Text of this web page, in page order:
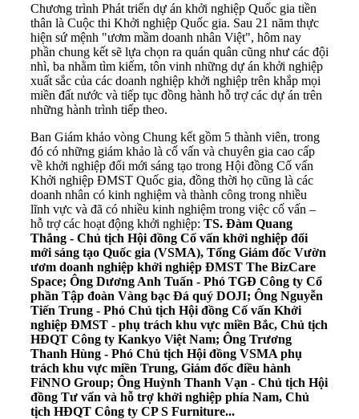
Chương trình Phát triển dự án khởi nghiệp Quốc gia tiền
thân là Cuộc thi Khởi nghiệp Quốc gia. Sau 21 năm thực
hiện sứ mệnh "ươm mầm doanh nhân Việt", hôm nay
phần chung kết sẽ lựa chọn ra quán quân cũng như các đội
nhì, ba nhằm tìm kiếm, tôn vinh những dự án khởi nghiệp
xuất sắc của các doanh nghiệp khởi nghiệp trên khắp mọi
miền đất nước và tiếp tục đồng hành hỗ trợ các dự án trên
những hành trình tiếp theo.
Ban Giám khảo vòng Chung kết gồm 5 thành viên, trong
đó có những giám khảo là cố vấn và chuyên gia cao cấp
về khởi nghiệp đổi mới sáng tạo trong Hội đồng Cố vấn
Khởi nghiệp ĐMST Quốc gia, đồng thời họ cũng là các
doanh nhân có kinh nghiệm và thành công trong nhiều
lĩnh vực và đã có nhiều kinh nghiệm trong việc cố vấn –
hỗ trợ các hoạt động khởi nghiệp: TS. Đàm Quang
Thắng - Chủ tịch Hội đồng Cố vấn khởi nghiệp đổi
mới sáng tạo Quốc gia (VSMA), Tổng Giám đốc Vườn
ươm doanh nghiệp khởi nghiệp ĐMST The BizCare
Space; Ông Dương Anh Tuấn - Phó TGĐ Công ty Cổ
phần Tập đoàn Vàng bạc Đá quý DOJI; Ông Nguyễn
Tiến Trung - Phó Chủ tịch Hội đồng Cố vấn Khởi
nghiệp ĐMST - phụ trách khu vực miền Bắc, Chủ tịch
HĐQT Công ty Kankyo Việt Nam; Ông Trương
Thanh Hùng - Phó Chủ tịch Hội đồng VSMA phụ
trách khu vực miền Trung, Giám đốc điều hành
FiNNO Group; Ông Huỳnh Thanh Vạn - Chủ tịch Hội
đồng Tư vấn và hỗ trợ khởi nghiệp phía Nam, Chủ
tịch HĐQT Công ty CP S Furniture...